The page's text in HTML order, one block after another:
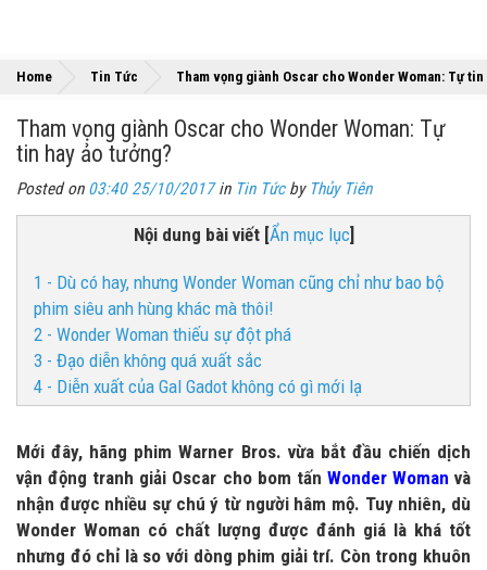
Home Tin Tức Tham vọng giành Oscar cho Wonder Woman: Tự tin
Tham vọng giành Oscar cho Wonder Woman: Tự
tin hay ảo tưởng?
Posted on 03:40 25/10/2017in Tin Tứcby Thủy Tiên
Nội dung bài viết[Ẩn mục lục]
1 - Dù có hay, nhưng Wonder Woman cũng chỉ như bao bộ
phim siêu anh hùng khác mà thôi!
2 - Wonder Woman thiếu sự đột phá
3 - Đạo diễn không quá xuất sắc
4 - Diễn xuất của Gal Gadot không có gì mới lạ
Mới đây, hãng phim Warner Bros. vừa bắt đầu chiến dịch
vận động tranh giải Oscar cho bom tấn Wonder Woman và
nhận được nhiều sự chú ý từ người hâm mộ. Tuy nhiên, dù
Wonder Woman có chất lượng được đánh giá là khá tốt
nhưng đó chỉ là so với dòng phim giải trí. Còn trong khuôn